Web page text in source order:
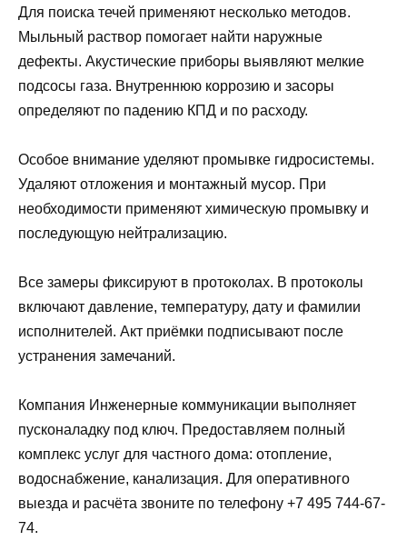
Для поиска течей применяют несколько методов.
Мыльный раствор помогает найти наружные
дефекты. Акустические приборы выявляют мелкие
подсосы газа. Внутреннюю коррозию и засоры
определяют по падению КПД и по расходу.
Особое внимание уделяют промывке гидросистемы.
Удаляют отложения и монтажный мусор. При
необходимости применяют химическую промывку и
последующую нейтрализацию.
Все замеры фиксируют в протоколах. В протоколы
включают давление, температуру, дату и фамилии
исполнителей. Акт приёмки подписывают после
устранения замечаний.
Компания Инженерные коммуникации выполняет
пусконаладку под ключ. Предоставляем полный
комплекс услуг для частного дома: отопление,
водоснабжение, канализация. Для оперативного
выезда и расчёта звоните по телефону +7 495 744-67-
74.